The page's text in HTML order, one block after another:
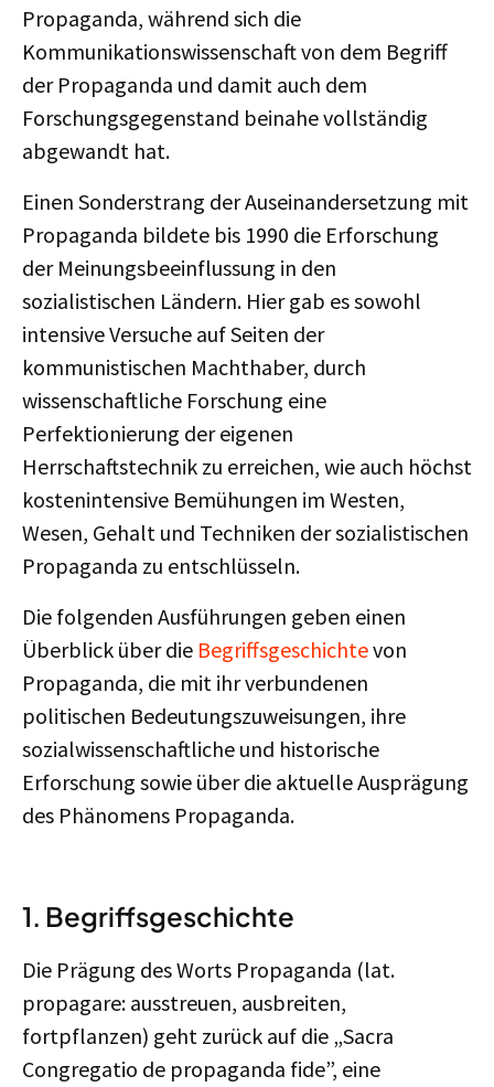
Propaganda, während sich die
Kommunikationswissenschaft von dem Begriff
der Propaganda und damit auch dem
Forschungsgegenstand beinahe vollständig
abgewandt hat.
Einen Sonderstrang der Auseinandersetzung mit
Propaganda bildete bis 1990 die Erforschung
der Meinungsbeeinflussung in den
sozialistischen Ländern. Hier gab es sowohl
intensive Versuche auf Seiten der
kommunistischen Machthaber, durch
wissenschaftliche Forschung eine
Perfektionierung der eigenen
Herrschaftstechnik zu erreichen, wie auch höchst
kostenintensive Bemühungen im Westen,
Wesen, Gehalt und Techniken der sozialistischen
Propaganda zu entschlüsseln.
Die folgenden Ausführungen geben einen
Überblick über die Begriffsgeschichtevon
Propaganda, die mit ihr verbundenen
politischen Bedeutungszuweisungen, ihre
sozialwissenschaftliche und historische
Erforschung sowie über die aktuelle Ausprägung
des Phänomens Propaganda.
1. Begriffsgeschichte
Die Prägung des Worts Propaganda (lat.
propagare: ausstreuen, ausbreiten,
fortpflanzen) geht zurück auf die „Sacra
Congregatio de propaganda fide”, eine